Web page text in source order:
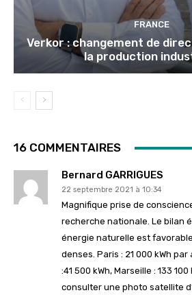
FRANCE
Verkor : changement de
la production
16 COMMENTAIRES
Bernard GARRIGUES
22 septembre 2021 à 10:34
Magnifique prise de
recherche nationale. Le bilan
énergie naturelle est
denses. Paris : 21 000 kWh
:41 500 kWh, Marseille : 133
consulter une photo satellite